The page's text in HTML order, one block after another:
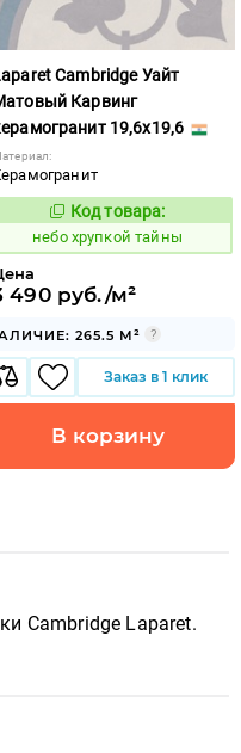
Cambridge Уайт
Карвинг
19,6x19,6
Код:
1123726
Код товара:
небо хрупкой тайны
490 руб./м²
265.5 М²
Заказ в 1 клик
В корзину
Cambridge Laparet.